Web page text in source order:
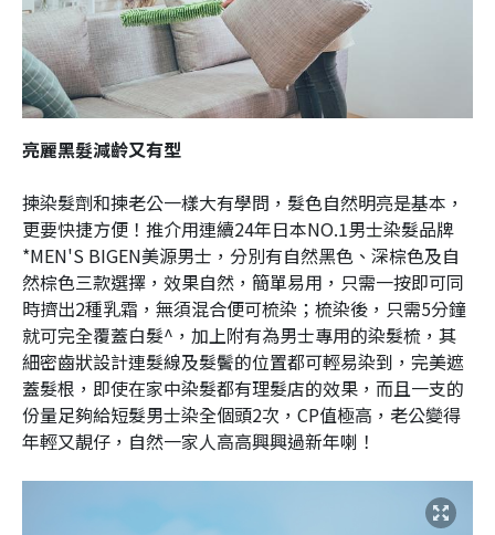
亮麗黑髮減齡又有型
揀染髮劑和揀老公一樣大有學問，髮色自然明亮是基本，
更要快捷方便！推介用連續24年日本NO.1男士染髮品牌
*MEN'S BIGEN美源男士，分別有自然黑色、深棕色及自
然棕色三款選擇，效果自然，簡單易用，只需一按即可同
時擠出2種乳霜，無須混合便可梳染；梳染後，只需5分鐘
就可完全覆蓋白髮^，加上附有為男士專用的染髮梳，其
細密齒狀設計連髮線及髮鬢的位置都可輕易染到，完美遮
蓋髮根，即使在家中染髮都有理髮店的效果，而且一支的
份量足夠給短髮男士染全個頭2次，CP值極高，老公變得
年輕又靚仔，自然一家人高高興興過新年喇！